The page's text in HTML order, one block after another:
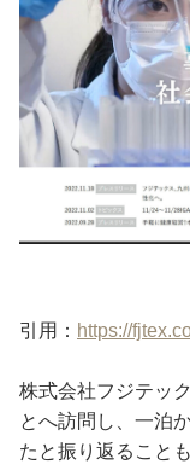
引用： https://
株式会社フジテッ
とへ訪問し、一泊
たと振り返ること